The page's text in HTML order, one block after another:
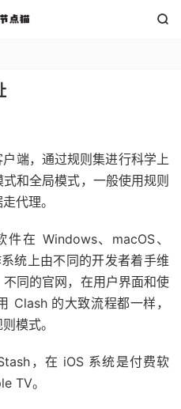

端，通过规则集进行科学上
和全局模式，一般使用规则
代理。
在 Windows、macOS、
统上由不同的开发者着手维
同的官网，在用户界面和使
Clash 的大致流程都一样，
模式。
，在 iOS 系统是付费软
TV。